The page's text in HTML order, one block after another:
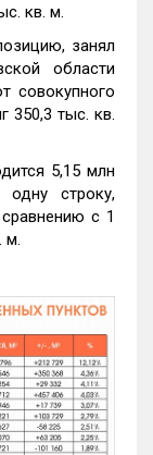
кв. м.
занял
области
совокупного
350,3 тыс. кв.
5,15 млн
строку,
с 1
м.